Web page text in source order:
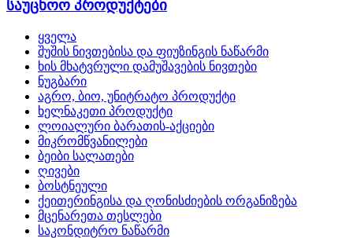
საუცხოო პროდუქტები
ყველა
შუშის ნივთებისა და ფიუზინგის ნაწარმი
ხის მხატვრული დამუშავების ნივთები
ნუგბარი
აგრო, ბიო, უნიტრატო პროდუქტი
ხელნაკეთი პროდუქტი
ლოიალური ბარათის-აქციები
მიკრომწვანილები
ბეიბი სალათები
ღივები
ბოსტნეული
ქეითერინგისა და ღონისძიების ორგანიზება
მცენარეთა თესლები
საკონდიტრო ნაწარმი